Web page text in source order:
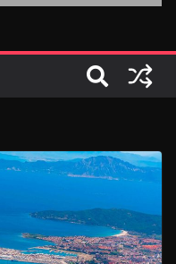
visión estratégica
posición de Marruecos
competitiva (politólogo